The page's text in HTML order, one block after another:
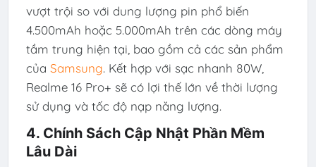
vượt trội so với dung lượng pin phổ biến
4.500mAh hoặc 5.000mAh trên các dòng máy
tầm trung hiện tại, bao gồm cả các sản phẩm
của Samsung. Kết hợp với sạc nhanh 80W,
Realme 16 Pro+ sẽ có lợi thế lớn về thời lượng
sử dụng và tốc độ nạp năng lượng.
4. Chính Sách Cập Nhật Phần Mềm
Lâu Dài